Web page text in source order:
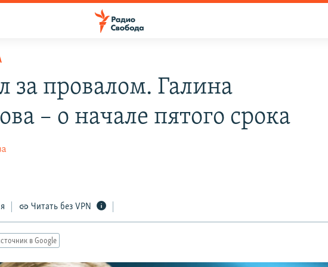
за провалом. Галина
– о начале пятого срока
Читать без VPN
в Google